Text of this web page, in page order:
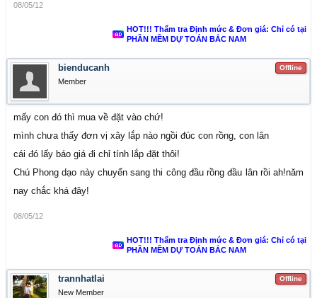
08/05/12
HOT!!! Thẩm tra Định mức & Đơn giá: Chỉ có tại
PHẦN MỀM DỰ TOÁN BẮC NAM
Offline
bienducanh
Member
mấy con đó thì mua về đặt vào chứ!
mình chưa thấy đơn vị xây lắp nào ngồi đúc con rồng, con lân
cái đó lấy báo giá đi chỉ tính lắp đặt thôi!
Chú Phong dạo này chuyển sang thi công đầu rồng đầu lân rồi ah!năm
nay chắc khá đây!
08/05/12
HOT!!! Thẩm tra Định mức & Đơn giá: Chỉ có tại
PHẦN MỀM DỰ TOÁN BẮC NAM
Offline
trannhatlai
New Member